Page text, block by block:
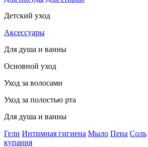
Детский уход
Аксессуары
Для душа и ванны
Основной уход
Уход за волосами
Уход за полостью рта
Для душа и ванны
Гели Интимная гигиена Мыло Пена Соль
купания